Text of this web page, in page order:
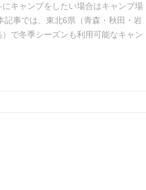
キャンプをしたい場合はキャンプ場
記事では、東北6県（青森・秋田・岩
で冬季シーズンも利用可能なキャン